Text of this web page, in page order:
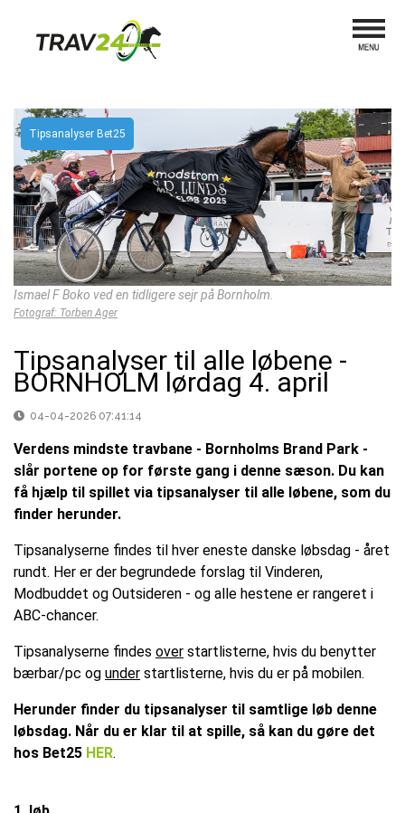
Tipsanalyser Bet25
Ismael F Boko ved en tidligere sejr på Bornholm.
Fotograf: Torben Ager
Tipsanalyser til alle løbene -
BORNHOLM lørdag 4. april
04-04-2026 07:41:14
Verdens mindste travbane - Bornholms Brand Park -
slår portene op for første gang i denne sæson. Du kan
få hjælp til spillet via tipsanalyser til alle løbene, som du
finder herunder.
Tipsanalyserne findes til hver eneste danske løbsdag - året
rundt. Her er der begrundede forslag til Vinderen,
Modbuddet og Outsideren - og alle hestene er rangeret i
ABC-chancer.
Tipsanalyserne findes over startlisterne, hvis du benytter
bærbar/pc og under startlisterne, hvis du er på mobilen.
Herunder finder du tipsanalyser til samtlige løb denne
løbsdag. Når du er klar til at spille, så kan du gøre det
hos Bet25 HER.